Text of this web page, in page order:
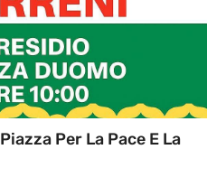
Per La Pace E La